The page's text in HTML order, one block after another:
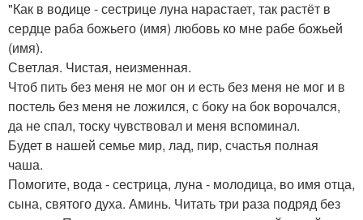
"Как в водице - сестрице луна нарастает, так растёт в
сердце раба божьего (имя) любовь ко мне рабе божьей
(имя).
Светлая. Чистая, неизменная.
Чтоб пить без меня не мог он и есть без меня не мог и в
постель без меня не ложился, с боку на бок ворочался,
да не спал, тоску чувствовал и меня вспоминал.
Будет в нашей семье мир, лад, пир, счастья полная
чаша.
Помогите, вода - сестрица, луна - молодица, во имя отца,
сына, святого духа. Аминь. Читать три раза подряд без